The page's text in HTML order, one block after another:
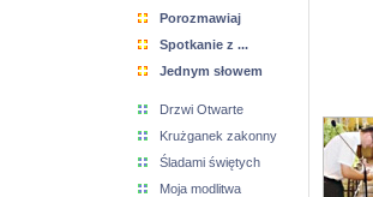
Porozmawiaj
Spotkanie z ...
Jednym słowem
Drzwi Otwarte
Krużganek zakonny
Śladami świętych
Moja modlitwa